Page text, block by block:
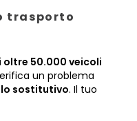
trasporto
oltre 50.000 veicoli
un problema
sostitutivo. Il tuo